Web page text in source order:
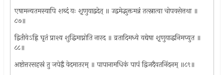
एषामन्यतमस्यापि शब्दं यः श़ृणुयाद्वदेत् ॥ उद्वमेद्भुक्तमन्नं तत्स्नात्वा चोपवसेत्तथा ॥
८७॥
द्वितीयेऽह्नि घृतं प्राश्य शुद्धिमाप्नोति नारद ॥ व्रतादिमध्ये यद्येषा श़ृणुयाद्धनिमप्युत ॥
८८॥
अष्टोत्तरसहस्रं तु जपेद्वै वेदमातरम् ॥ पापानामधिकं पापं द्विजदैवतनिंदनम् ॥८९॥